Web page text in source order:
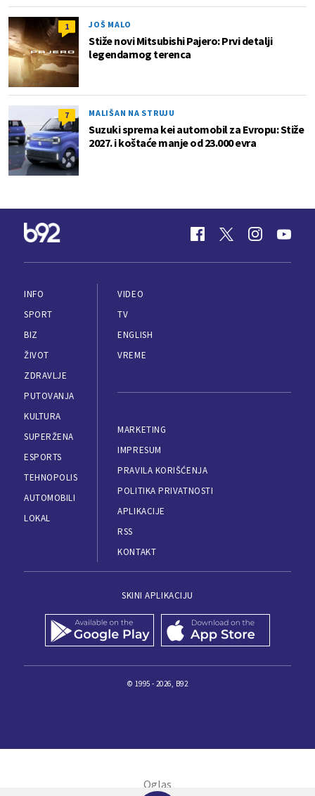
1 JOŠ MALO
Stiže novi Mitsubishi Pajero: Prvi detalji
legendarnog terenca
7 MALIŠAN NA STRUJU
Suzuki sprema kei automobil za Evropu: Stiže
2027. i koštaće manje od 23.000 evra
INFO
SPORT
BIZ
ŽIVOT
ZDRAVLJE
PUTOVANJA
KULTURA
SUPERŽENA
ESPORTS
TEHNOPOLIS
AUTOMOBILI
LOKAL
VIDEO
TV
ENGLISH
VREME
MARKETING
IMPRESUM
PRAVILA KORIŠĆENJA
POLITIKA PRIVATNOSTI
APLIKACIJE
RSS
KONTAKT
SKINI APLIKACIJU
© 1995 - 2026, B92